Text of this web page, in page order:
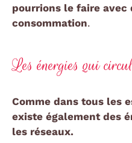
pourrions le faire avec
consommation.
Les énergies qui
Comme dans tous les
existe également des
les réseaux.